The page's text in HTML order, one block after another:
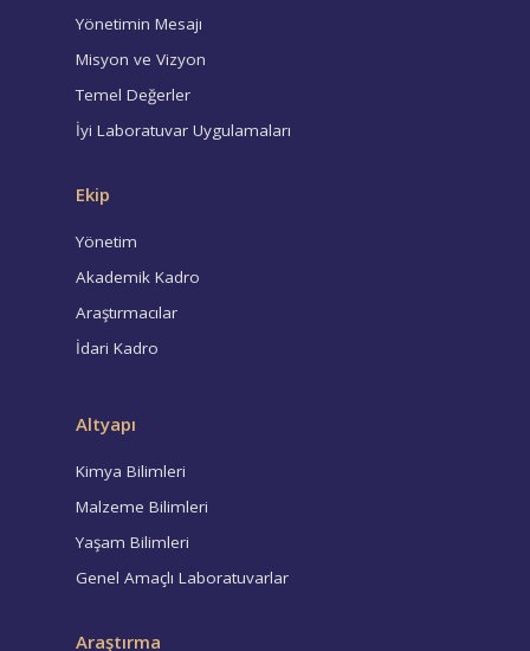
Yönetimin Mesajı
Misyon ve Vizyon
Temel Değerler
İyi Laboratuvar Uygulamaları
Ekip
Yönetim
Akademik Kadro
Araştırmacılar
İdari Kadro
Altyapı
Kimya Bilimleri
Malzeme Bilimleri
Yaşam Bilimleri
Genel Amaçlı Laboratuvarlar
Araştırma